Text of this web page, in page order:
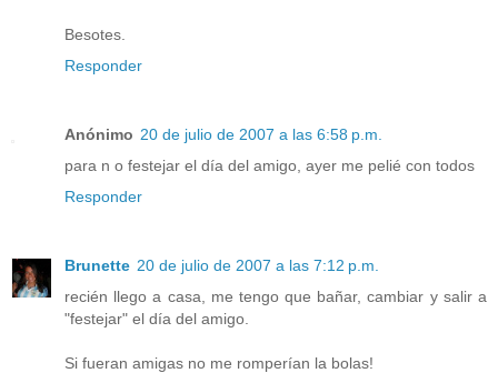
Besotes.
Responder
Anónimo 20 de julio de 2007 a las 6:58 p.m.
para n o festejar el día del amigo, ayer me pelié con todos
Responder
Brunette 20 de julio de 2007 a las 7:12 p.m.
recién llego a casa, me tengo que bañar, cambiar y salir a
"festejar" el día del amigo.
Si fueran amigas no me romperían la bolas!